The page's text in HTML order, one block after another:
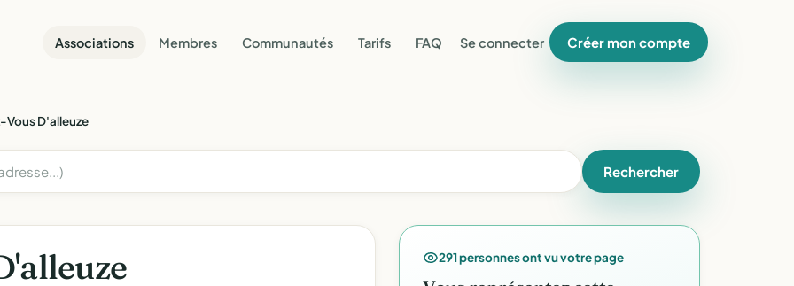
Associations Membres Communautés Tarifs FAQ Se connecter Créer mon compte
Vous D'alleuze
Rechercher
291 personnes ont vu votre page